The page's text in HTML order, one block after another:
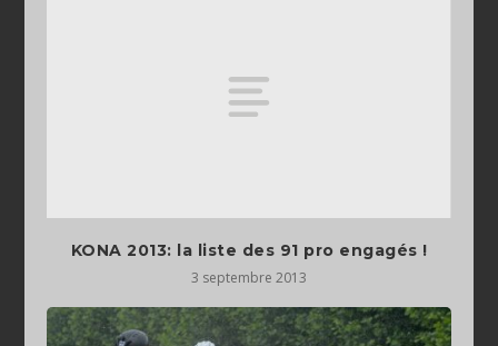
KONA 2013: la liste des 91 pro engagés !
3 septembre 2013